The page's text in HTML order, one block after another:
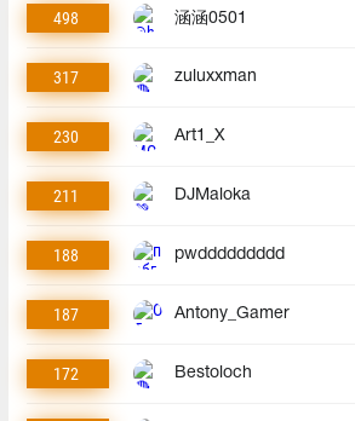
498 涵涵0501
317 zuluxxman
230 Art1_X
211 DJMaloka
188 pwddddddddd
187 Antony_Gamer
172 Bestoloch